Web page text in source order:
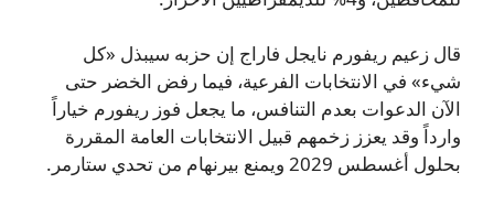
قال زعيم ريفورم نايجل فاراج إن حزبه سيبذل «كل
شيء» في الانتخابات الفرعية، فيما رفض الخضر حتى
الآن الدعوات بعدم التنافس، ما يجعل فوز ريفورم خياراً
وارداً وقد يعزز زخمهم قبيل الانتخابات العامة المقررة
بحلول أغسطس 2029 ويمنع بيرنهام من تحدي ستارمر.